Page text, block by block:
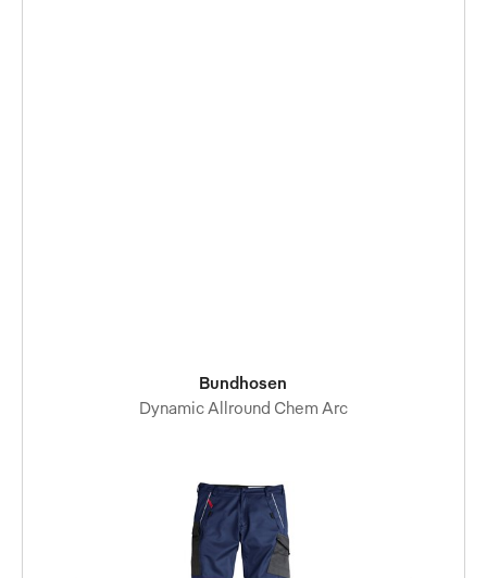
Bundhosen
Dynamic Allround Chem Arc